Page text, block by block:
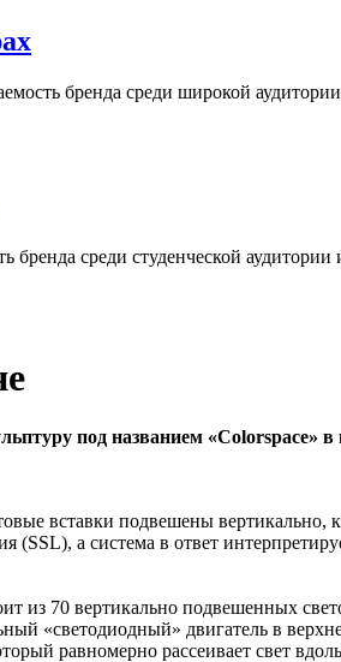
бренда среди широкой
среди студенческой
под названием «Colorspace» в
вставки подвешены вертикально,
(SSL), а система в ответ
из 70 вертикально подвешенных
«светодиодный» двигатель в
равномерно рассеивает свет